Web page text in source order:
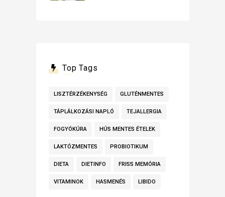
Top Tags
LISZTÉRZÉKENYSÉG GLUTÉNMENTES
TÁPLÁLKOZÁSI NAPLÓ TEJALLERGIA
FOGYÓKÚRA HÚS MENTES ÉTELEK
LAKTÓZMENTES PROBIOTIKUM
DIETA DIETINFO FRISS MEMÓRIA
VITAMINOK HASMENÉS LIBIDO